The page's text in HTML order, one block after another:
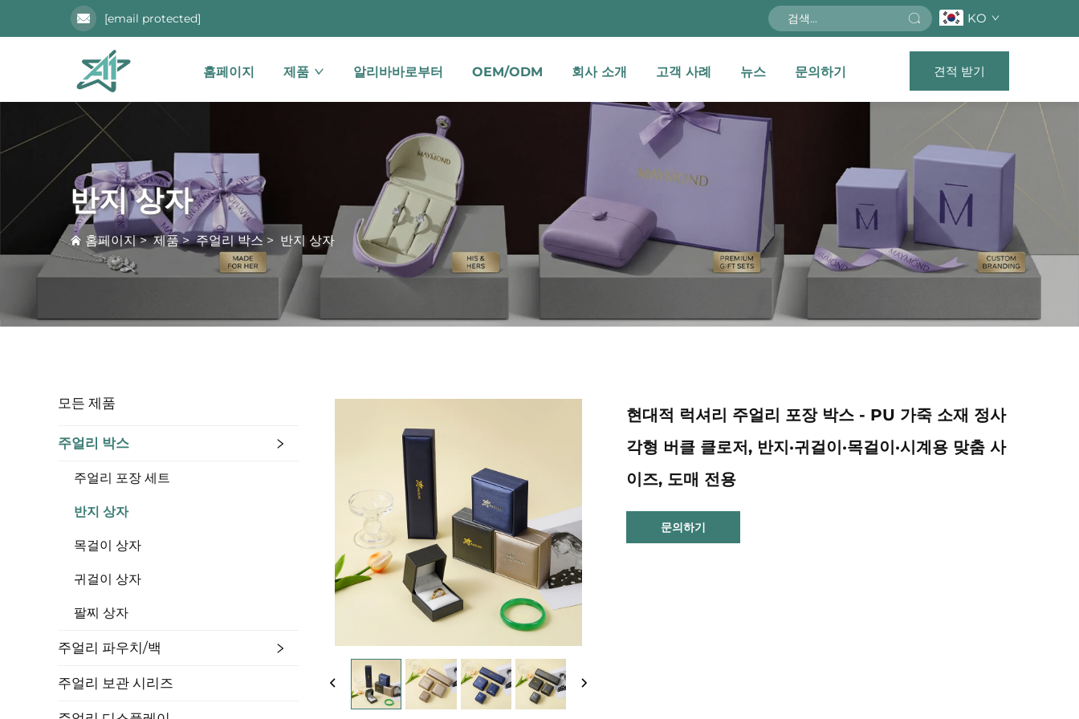
[email protected] KO
홈페이지 제품 알리바바로부터 OEM/ODM 회사 소개 고객 사례 뉴스 문의하기 견적 받기
반지 상자
홈페이지>제품>주얼리 박스 > 반지 상자
모든 제품
주얼리 박스
주얼리 포장 세트
반지 상자
목걸이 상자
귀걸이 상자
팔찌 상자
주얼리 파우치/백
주얼리 보관 시리즈
현대적 럭셔리 주얼리 포장 박스 - PU 가죽 소재 정사
각형 버클 클로저, 반지·귀걸이·목걸이·시계용 맞춤 사
이즈, 도매 전용
문의하기